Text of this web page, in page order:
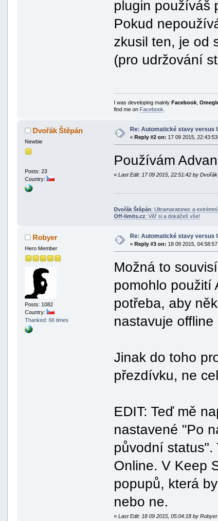
plugin používáš
Pokud
zkusil ten, je od
(pro udržování
I was developing mainlyFacebook ,
find me on Facebook
Dvořák Štěpán
Newbie
Posts: 23
Country:
Re: Automatické stavy versus
« Reply #2 on: 17 09 2015,
Používám
«Last Edit: 17 09 2015, 22:51:42 by
Dvořák Štěpán: Ultramaratonec a
Off-limits.cz: Věř si a dokážeš vše!
Robyer
Hero Member
Posts: 1082
Country:
Thanked: 66 times
Re: Automatické stavy versus
« Reply #3 on: 18 09 2015,
Možná to
pomohlo použití
potřeba, aby
nastavuje
Jinak do toho
přezdívku, ne
EDIT: Teď mě
nastavené "Po
původní status".
Online. V Keep
popupů, která
nebo ne.
«Last Edit: 18 09 2015, 05:04:18 by Robyer